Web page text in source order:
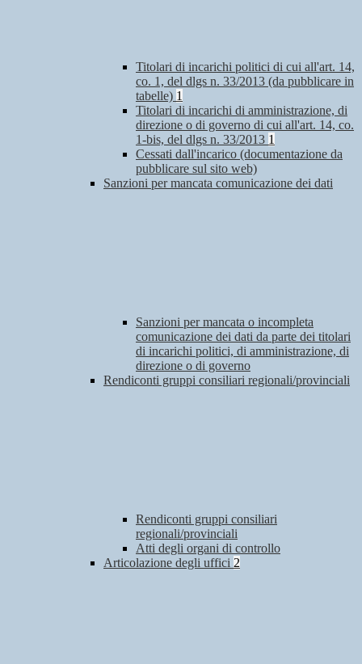
Titolari di incarichi politici di cui all'art. 14,
co. 1, del dlgs n. 33/2013 (da pubblicare in
tabelle) 1
Titolari di incarichi di amministrazione, di
direzione o di governo di cui all'art. 14, co.
1-bis, del dlgs n. 33/2013 1
Cessati dall'incarico (documentazione da
pubblicare sul sito web)
Sanzioni per mancata comunicazione dei dati
Sanzioni per mancata o incompleta
comunicazione dei dati da parte dei titolari
di incarichi politici, di amministrazione, di
direzione o di governo
Rendiconti gruppi consiliari regionali/provinciali
Rendiconti gruppi consiliari
regionali/provinciali
Atti degli organi di controllo
Articolazione degli uffici 2